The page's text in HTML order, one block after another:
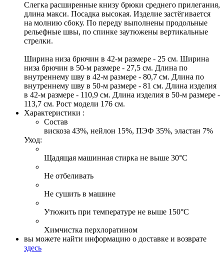
Слегка расширенные книзу брюки среднего прилегания,
длина макси. Посадка высокая. Изделие застёгивается
на молнию сбоку. По переду выполнены продольные
рельефные швы, по спинке заутюжены вертикальные
стрелки.
Ширина низа брючин в 42-м размере - 25 см. Ширина
низа брючин в 50-м размере - 27,5 см. Длина по
внутреннему шву в 42-м размере - 80,7 см. Длина по
внутреннему шву в 50-м размере - 81 см. Длина изделия
в 42-м размере - 110,9 см. Длина изделия в 50-м размере -
113,7 см. Рост модели 176 см.
Характеристики :
Состав
вискоза 43%, нейлон 15%, ПЭФ 35%, эластан 7%
Уход:
Щадящая машинная стирка не выше 30°С
Не отбеливать
Не сушить в машине
Утюжить при температуре не выше 150°С
Химчистка перхлоратином
вы можете найти информацию о доставке и возврате
здесь